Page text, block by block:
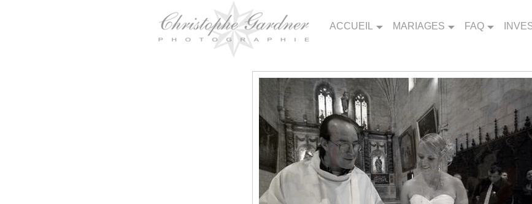
ACCUEIL MARIAGES FAQ